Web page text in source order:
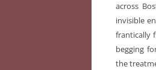
across
invisible
frantically
begging
the